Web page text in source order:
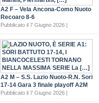
A2 F – Vela Ancona-Como Nuoto
Recoaro 8-6
Pubblicato il 7 Giugno 2026 |
A2 M – S.S. Lazio Nuoto-R.N. Sori
17-14 Gara 3 finale playoff A2M
Pubblicato il 7 Giugno 2026 |